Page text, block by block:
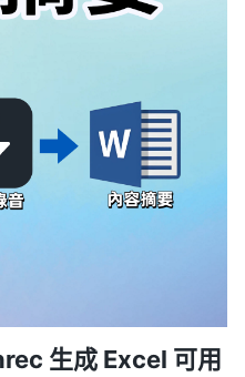
生成 Excel 可用